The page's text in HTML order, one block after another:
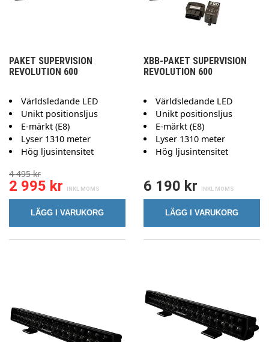
PAKET SUPERVISION
REVOLUTION 600
Världsledande LED
Unikt positionsljus
E-märkt (E8)
Lyser 1310 meter
Hög ljusintensitet
4 495 kr
2 995 kr
LÄGG I VARUKORG
XBB-PAKET SUPERVISION
REVOLUTION 600
Världsledande LED
Unikt positionsljus
E-märkt (E8)
Lyser 1310 meter
Hög ljusintensitet
6 190 kr
LÄGG I VARUKORG